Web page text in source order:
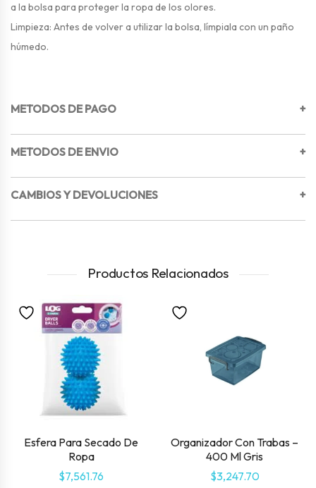
a la bolsa para proteger la ropa de los olores.
Limpieza: Antes de volver a utilizar la bolsa, límpiala con un paño
húmedo.
METODOS DE PAGO +
METODOS DE ENVIO +
CAMBIOS Y DEVOLUCIONES +
Productos Relacionados
Esfera Para Secado De
Ropa
$7,561.76
Organizador Con Trabas –
400 Ml Gris
$3,247.70